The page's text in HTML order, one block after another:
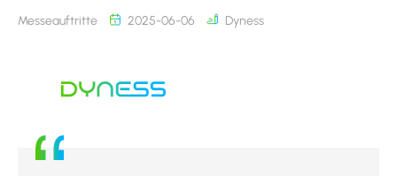
Messeauftritte 2025-06-06 Dyness